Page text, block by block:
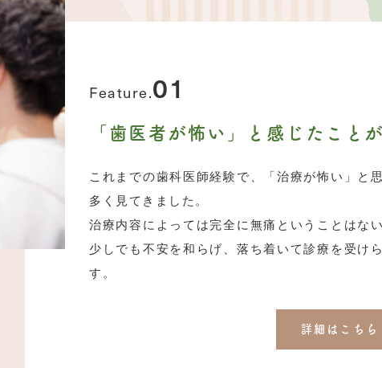
Feature.01
「歯医者が怖い」と感じたこと
これまでの歯科医師経験で、「治療が怖い」と
多く見てきました。
治療内容によっては完全に無痛ということはな
少しでも不安を和らげ、落ち着いて診療を受け
す。
詳細はこちら